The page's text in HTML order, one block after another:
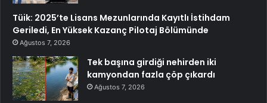
Tüik: 2025’te Lisans Mezunlarında Kayıtlı İstihdam
Geriledi, En Yüksek Kazanç Pilotaj Bölümünde
Ağustos 7, 2026
Tek başına girdiği nehirden iki
kamyondan fazla çöp çıkardı
Ağustos 7, 2026